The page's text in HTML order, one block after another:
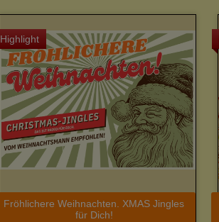
Highlight
Fröhlichere Weihnachten. XMAS Jingles
für Dich!